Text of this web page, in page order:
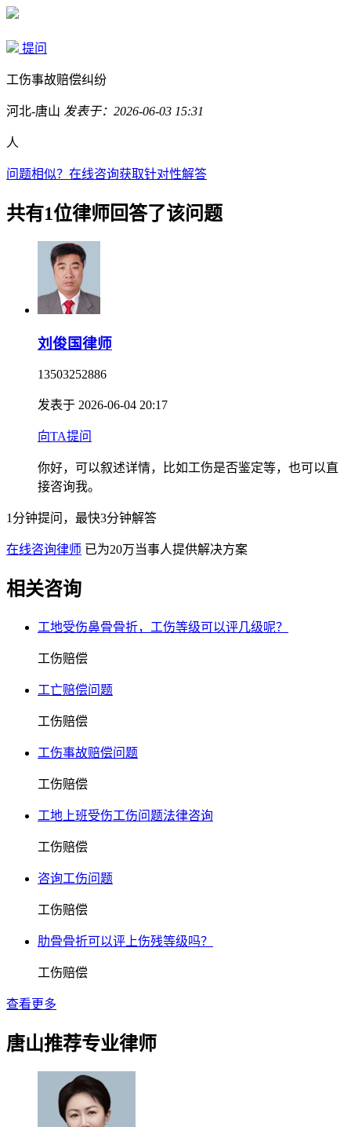
提问
工伤事故赔偿纠纷
河北-唐山 发表于：2026-06-03 15:31
人
问题相似？ 在线咨询获取针对性解答
共有1位律师回答了该问题
刘俊国律师
13503252886
发表于 2026-06-04 20:17
向TA提问
你好，可以叙述详情，比如工伤是否鉴定等，也可以直
接咨询我。
1分钟提问，最快3分钟解答
在线咨询律师 已为20万当事人提供解决方案
相关咨询
工地受伤鼻骨骨折，工伤等级可以评几级呢？
工伤赔偿
工亡赔偿问题
工伤赔偿
工伤事故赔偿问题
工伤赔偿
工地上班受伤工伤问题法律咨询
工伤赔偿
咨询工伤问题
工伤赔偿
肋骨骨折可以评上伤残等级吗？
工伤赔偿
查看更多
唐山推荐专业律师